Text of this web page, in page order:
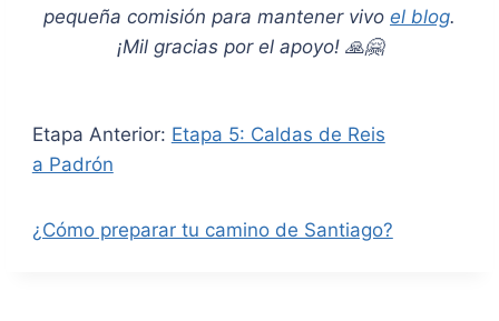
pequeña comisión para mantener vivo el blog.
¡Mil gracias por el apoyo! 🙏🤗
Etapa Anterior: Etapa 5: Caldas de Reis
a Padrón
¿Cómo preparar tu camino de Santiago?